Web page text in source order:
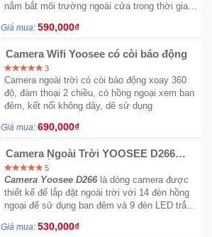
nắm bắt môi trường ngoài cửa trong thời gian
Giá mua: 590,000₫
Camera Wifi Yoosee có còi báo động
3
Camera ngoài trời có còi báo động xoay 360
độ, đàm thoại 2 chiều, có hồng ngoại xem ban
đêm, kết nối không dây, dẽ sử dụng
Giá mua: 690,000₫
Camera Ngoài Trời YOOSEE D266
2.0MP bắt wifi siêu khỏe
5
Camera Yoosee D266 là dòng camera được
thiết kế để lắp đặt ngoài trời với 14 đèn hồng
ngoại để sử dụng ban đêm và 9 đèn LED trắng
cao camera dễ dàng tương thích với các hệ
Giá mua: 530,000₫